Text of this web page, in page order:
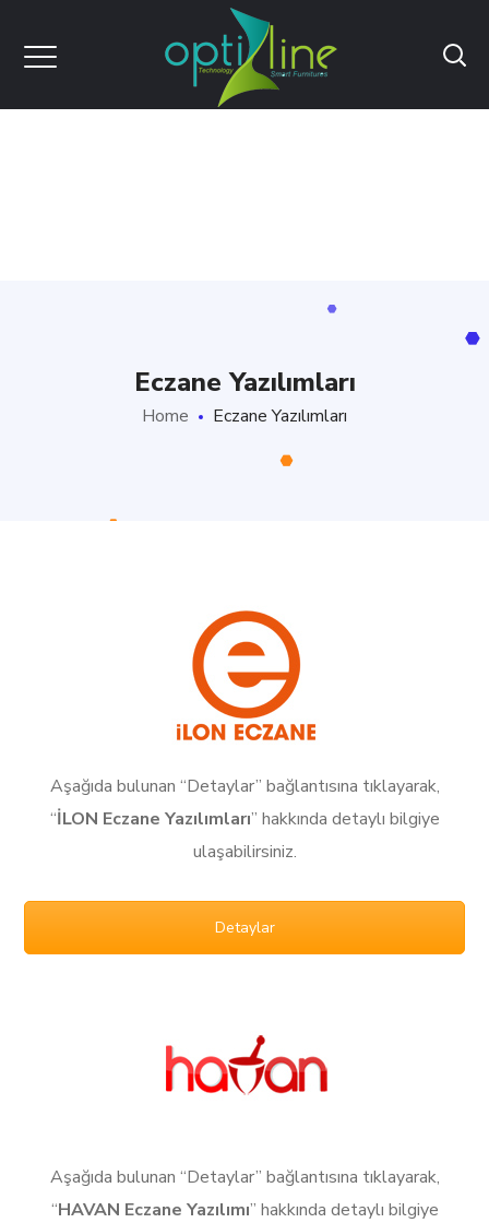
Eczane Yazılımları
Home Eczane Yazılımları
Aşağıda bulunan “Detaylar” bağlantısına tıklayarak,
“İLON Eczane Yazılımları” hakkında detaylı bilgiye
ulaşabilirsiniz.
Detaylar
Aşağıda bulunan “Detaylar” bağlantısına tıklayarak,
“HAVAN Eczane Yazılımı” hakkında detaylı bilgiye